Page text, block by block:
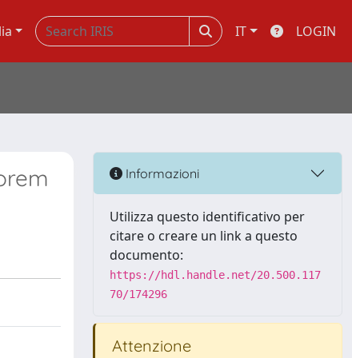
IT LOGIN
Informazioni
Utilizza questo identificativo per
citare o creare un link a questo
documento:
https://hdl.handle.net/20.500.117
70/174296
Attenzione